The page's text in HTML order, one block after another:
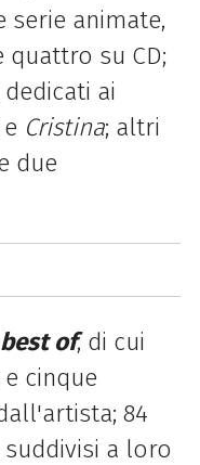
serie animate,
su CD;
ai
e Cristina; altri
due
best of, di cui
cinque
84
suddivisi a loro